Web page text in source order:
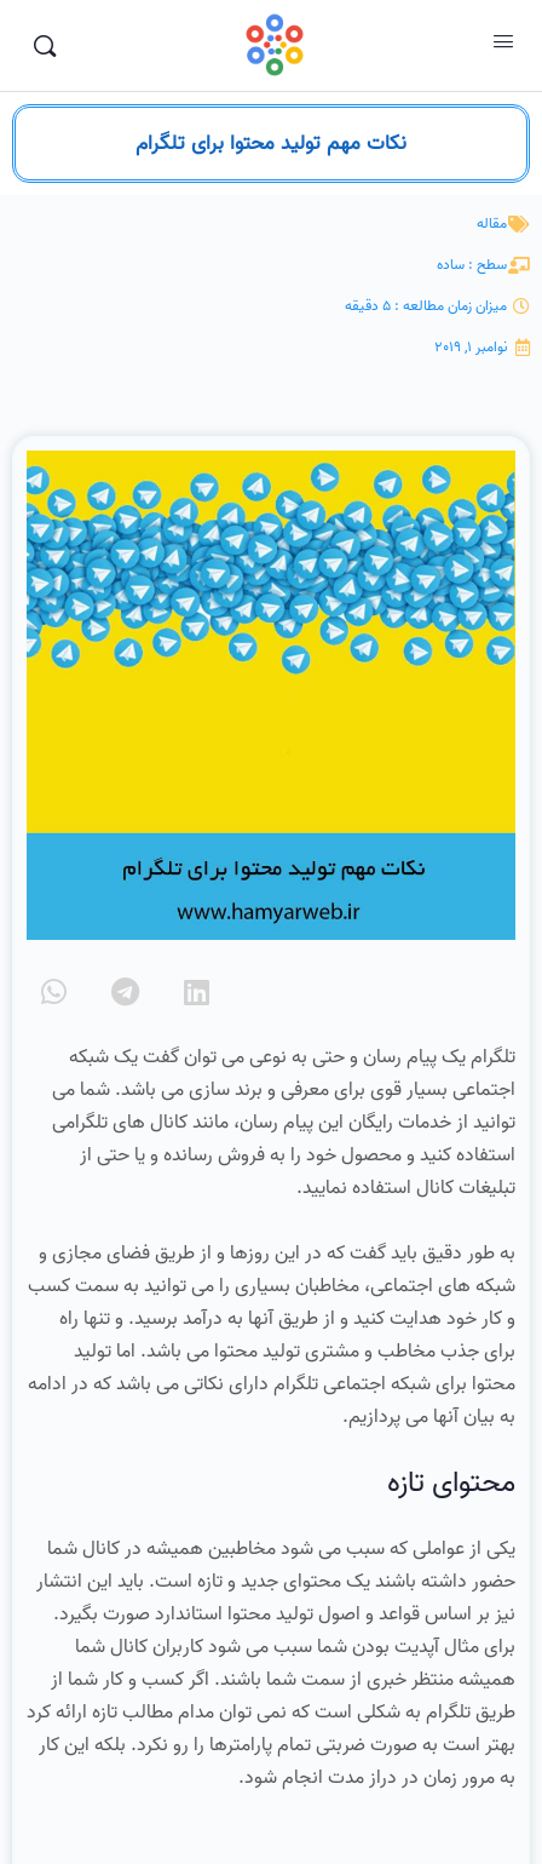
نکات مهم تولید محتوا برای تلگرام
مقاله
سطح : ساده
میزان زمان مطالعه : 5 دقیقه
نوامبر 1, 2019
تلگرام یک پیام رسان و حتی به نوعی می توان گفت یک شبکه
اجتماعی بسیار قوی برای معرفی و برند سازی می باشد. شما می
توانید از خدمات رایگان این پیام رسان، مانند کانال های تلگرامی
استفاده کنید و محصول خود را به فروش رسانده و یا حتی از
تبلیغات کانال استفاده نمایید.
به طور دقیق باید گفت که در این روزها و از طریق فضای مجازی و
شبکه های اجتماعی، مخاطبان بسیاری را می توانید به سمت کسب
و کار خود هدایت کنید و از طریق آنها به درآمد برسید. و تنها راه
برای جذب مخاطب و مشتری تولید محتوا می باشد. اما تولید
محتوا برای شبکه اجتماعی تلگرام دارای نکاتی می باشد که در ادامه
به بیان آنها می پردازیم.
محتوای تازه
یکی از عواملی که سبب می شود مخاطبین همیشه در کانال شما
حضور داشته باشند یک محتوای جدید و تازه است. باید این انتشار
نیز بر اساس قواعد و اصول تولید محتوا استاندارد صورت بگیرد.
برای مثال آپدیت بودن شما سبب می شود کاربران کانال شما
همیشه منتظر خبری از سمت شما باشند. اگر کسب و کار شما از
طریق تلگرام به شکلی است که نمی توان مدام مطالب تازه ارائه کرد
بهتر است به صورت ضربتی تمام پارامترها را رو نکرد. بلکه این کار
به مرور زمان در دراز مدت انجام شود.